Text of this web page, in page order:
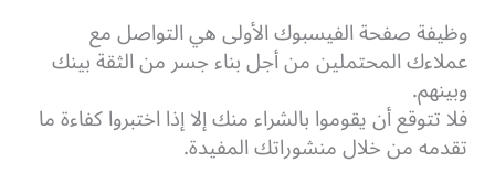
وظيفة صفحة الفيسبوك الأولى هي التواصل مع
عملاءك المحتملين من أجل بناء جسر من الثقة بينك
وبينهم.
فلا تتوقع أن يقوموا بالشراء منك إلا إذا اختبروا كفاءة ما
تقدمه من خلال منشوراتك المفيدة.